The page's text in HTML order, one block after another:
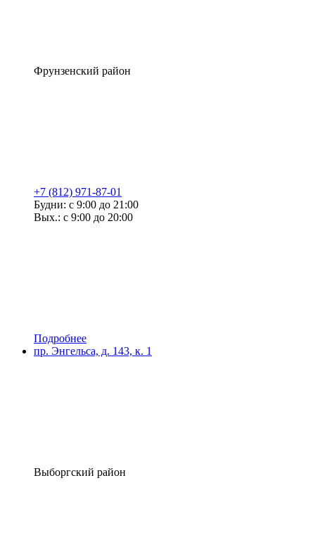
Фрунзенский район
+7 (812) 971-87-01
Будни: с 9:00 до 21:00
Вых.: с 9:00 до 20:00
Подробнее
пр. Энгельса, д. 143, к. 1
Выборгский район